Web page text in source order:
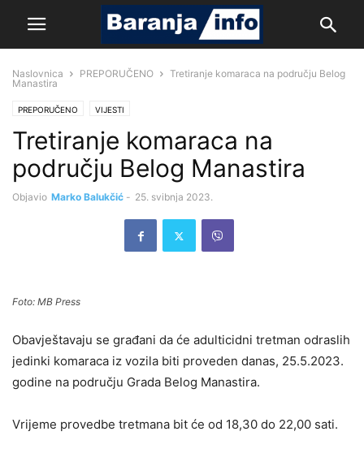
Naslovnica PREPORUČENO
Tretiranje komaraca na području Belog
Manastira
PREPORUČENO VIJESTI
Tretiranje komaraca na
području Belog Manastira
Objavio Marko Balukčić - 25. svibnja 2023.
Foto: MB Press
Obavještavaju se građani da će adulticidni tretman odraslih
jedinki komaraca iz vozila biti proveden danas, 25.5.2023.
godine na području Grada Belog Manastira.
Vrijeme provedbe tretmana bit će od 18,30 do 22,00 sati.